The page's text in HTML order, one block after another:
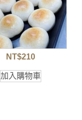
NT$210
加入購物車